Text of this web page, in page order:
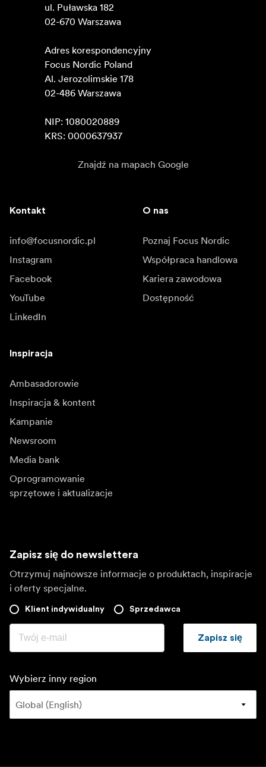
ul. Puławska 182
02-670 Warszawa
Adres korespondencyjny
Focus Nordic Poland
Al. Jerozolimskie 178
02-486 Warszawa
NIP: 1080020889
KRS: 0000637937
Znajdź na mapach Google
Kontakt
info@focusnordic.pl
Instagram
Facebook
YouTube
LinkedIn
O nas
Poznaj Focus Nordic
Współpraca handlowa
Kariera zawodowa
Dostępność
Inspiracja
Ambasadorowie
Inspiracja & kontent
Kampanie
Newsroom
Media bank
Oprogramowanie
sprzętowe i aktualizacje
Zapisz się do newslettera
Otrzymuj najnowsze informacje o produktach, inspiracje
i oferty specjalne.
Klient indywidualny Sprzedawca
Zapisz się
Wybierz inny region